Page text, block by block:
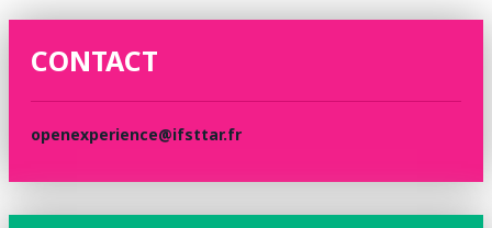
CONTACT
openexperience@ifsttar.fr